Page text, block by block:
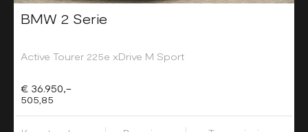
BMW 2 Serie
Active Tourer 225e xDrive M Sport
€ 36.950,-
505,85